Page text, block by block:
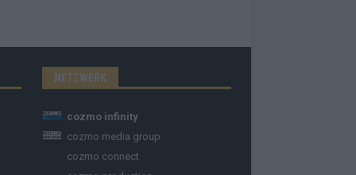
NETZWERK
cozmo infinity
cozmo media group
cozmo connect